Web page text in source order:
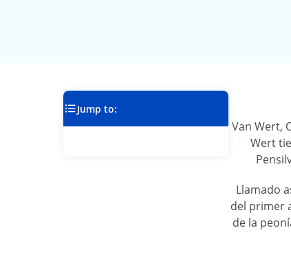
Jump to:
Van Wert,
Wert
Llamado
del primer
de la